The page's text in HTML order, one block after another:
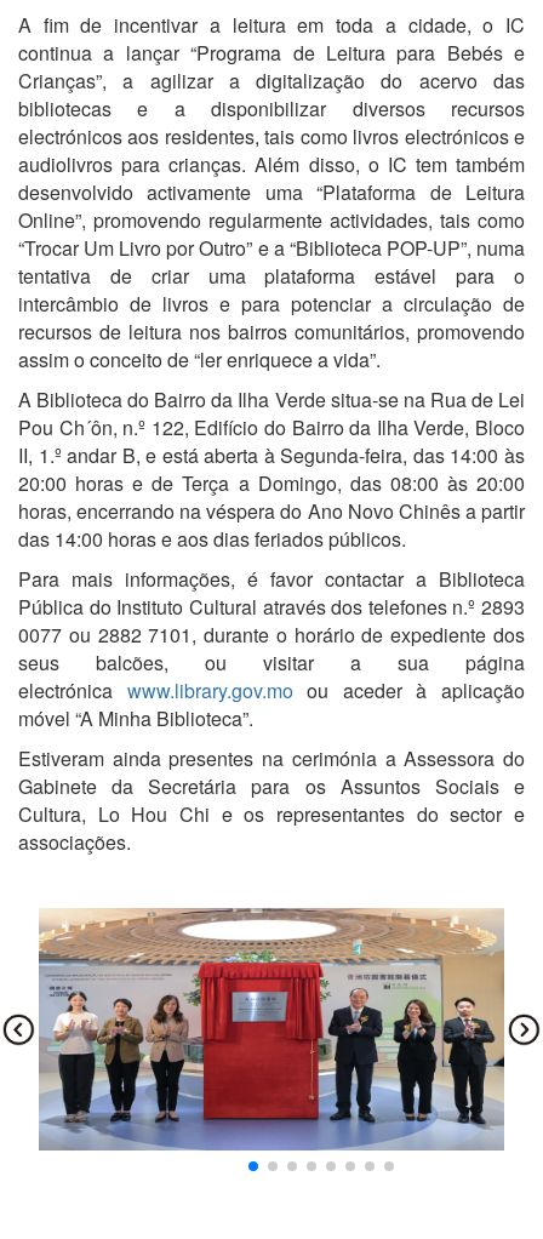
A fim de incentivar a leitura em toda a cidade, o IC
continua a lançar “Programa de Leitura para Bebés e
Crianças”, a agilizar a digitalização do acervo das
bibliotecas e a disponibilizar diversos recursos
electrónicos aos residentes, tais como livros electrónicos e
audiolivros para crianças. Além disso, o IC tem também
desenvolvido activamente uma “Plataforma de Leitura
Online”, promovendo regularmente actividades, tais como
“Trocar Um Livro por Outro” e a “Biblioteca POP-UP”, numa
tentativa de criar uma plataforma estável para o
intercâmbio de livros e para potenciar a circulação de
recursos de leitura nos bairros comunitários, promovendo
assim o conceito de “ler enriquece a vida”.
A Biblioteca do Bairro da Ilha Verde situa-se na Rua de Lei
Pou Ch´ôn, n.º 122, Edifício do Bairro da Ilha Verde, Bloco
II, 1.º andar B, e está aberta à Segunda-feira, das 14:00 às
20:00 horas e de Terça a Domingo, das 08:00 às 20:00
horas, encerrando na véspera do Ano Novo Chinês a partir
das 14:00 horas e aos dias feriados públicos.
Para mais informações, é favor contactar a Biblioteca
Pública do Instituto Cultural através dos telefones n.º 2893
0077 ou 2882 7101, durante o horário de expediente dos
seus balcões, ou visitar a sua página
electrónica www.library.gov.moou aceder à aplicação
móvel “A Minha Biblioteca”.
Estiveram ainda presentes na cerimónia a Assessora do
Gabinete da Secretária para os Assuntos Sociais e
Cultura, Lo Hou Chi e os representantes do sector e
associações.